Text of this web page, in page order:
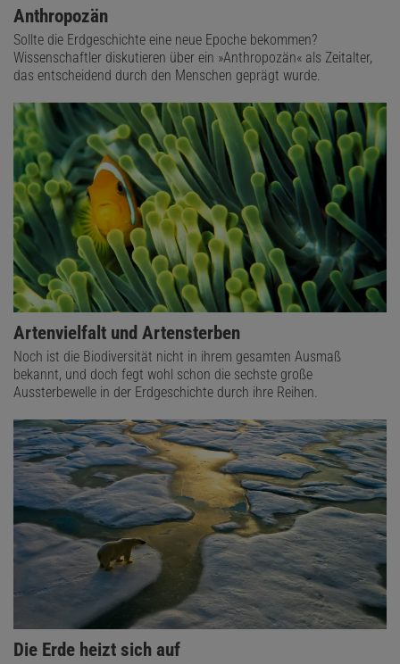
Anthropozän
Sollte die Erdgeschichte eine neue Epoche bekommen?
Wissenschaftler diskutieren über ein »Anthropozän« als Zeitalter,
das entscheidend durch den Menschen geprägt wurde.
Artenvielfalt und Artensterben
Noch ist die Biodiversität nicht in ihrem gesamten Ausmaß
bekannt, und doch fegt wohl schon die sechste große
Aussterbewelle in der Erdgeschichte durch ihre Reihen.
Die Erde heizt sich auf